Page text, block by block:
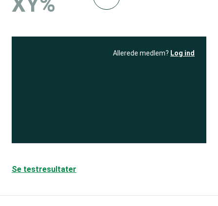
Allerede medlem? Log ind
Se testresultater